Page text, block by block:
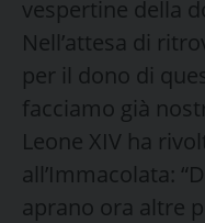
vespertine della
Nell’attesa di
per il dono di
facciamo già
Leone XIV ha
all’Immacolata:
aprano ora altre